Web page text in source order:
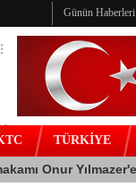
Günün Haberleri
TÜRKİYE